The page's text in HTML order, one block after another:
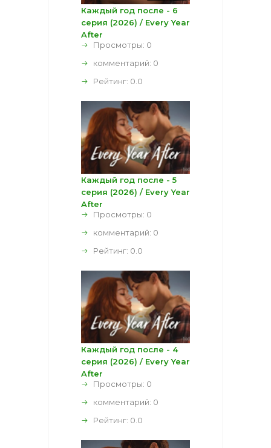
Каждый год после - 6
серия (2026) / Every Year
After
Просмотры: 0
комментарий: 0
Рейтинг: 0.0
Каждый год после - 5
серия (2026) / Every Year
After
Просмотры: 0
комментарий: 0
Рейтинг: 0.0
Каждый год после - 4
серия (2026) / Every Year
After
Просмотры: 0
комментарий: 0
Рейтинг: 0.0